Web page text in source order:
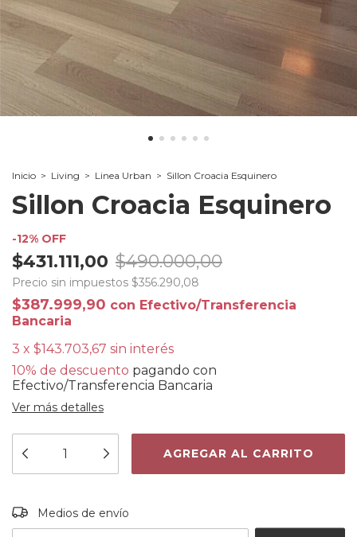
Inicio > Living > Linea Urban > Sillon Croacia Esquinero
Sillon Croacia Esquinero
-12% OFF
$431.111,00 $490.000,00
Precio sin impuestos $356.290,08
$387.999,90 con Efectivo/Transferencia
Bancaria
3 x $143.703,67 sin interés
10% de descuento pagando con
Efectivo/Transferencia Bancaria
Ver más detalles
Entregas para el CP:
Medios de envío